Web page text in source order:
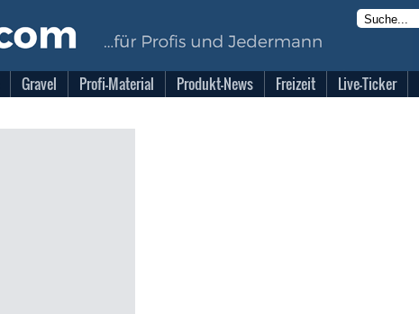
Gravel Profi-Material Produkt-News Freizeit Live-Ticker